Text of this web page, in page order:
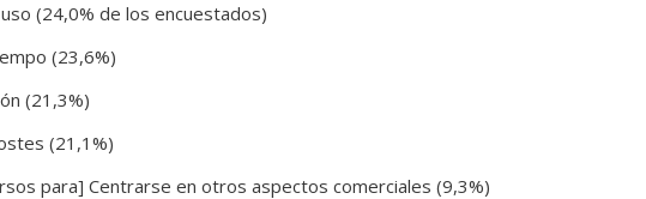
(24,0% de los encuestados)
(23,6%)
(21,3%)
(21,1%)
para] Centrarse en otros aspectos comerciales (9,3%)